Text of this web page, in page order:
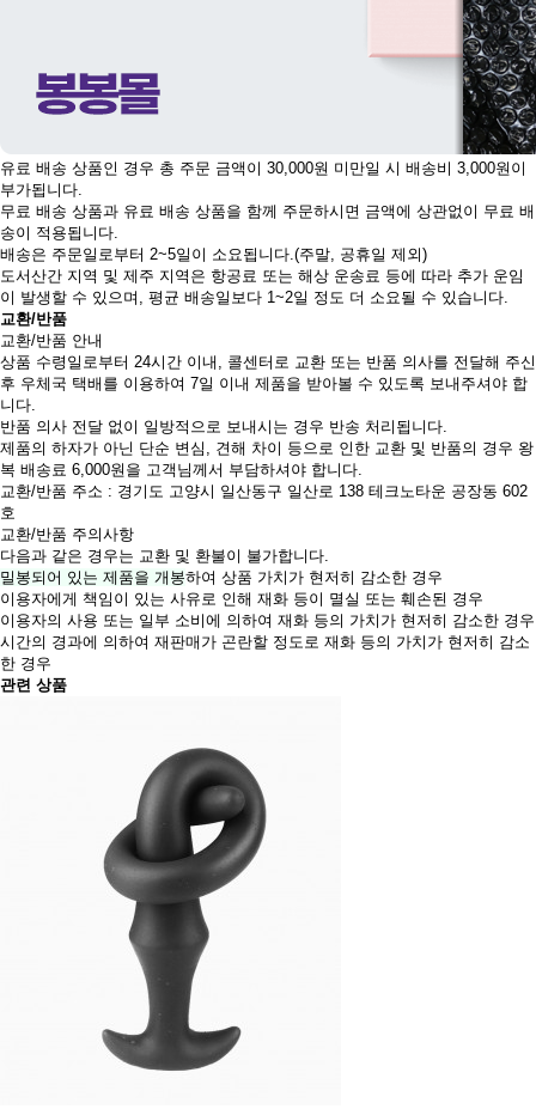
유료 배송 상품인 경우 총 주문 금액이 30,000원 미만일 시 배송비 3,000원이
부가됩니다.
무료 배송 상품과 유료 배송 상품을 함께 주문하시면 금액에 상관없이 무료 배
송이 적용됩니다.
배송은 주문일로부터 2~5일이 소요됩니다.(주말, 공휴일 제외)
도서산간 지역 및 제주 지역은 항공료 또는 해상 운송료 등에 따라 추가 운임
이 발생할 수 있으며, 평균 배송일보다 1~2일 정도 더 소요될 수 있습니다.
교환/반품
교환/반품 안내
상품 수령일로부터 24시간 이내, 콜센터로 교환 또는 반품 의사를 전달해 주신
후 우체국 택배를 이용하여 7일 이내 제품을 받아볼 수 있도록 보내주셔야 합
니다.
반품 의사 전달 없이 일방적으로 보내시는 경우 반송 처리됩니다.
제품의 하자가 아닌 단순 변심, 견해 차이 등으로 인한 교환 및 반품의 경우 왕
복 배송료 6,000원을 고객님께서 부담하셔야 합니다.
교환/반품 주소 : 경기도 고양시 일산동구 일산로 138 테크노타운 공장동 602
호
교환/반품 주의사항
다음과 같은 경우는 교환 및 환불이 불가합니다.
밀봉되어 있는 제품을 개봉하여 상품 가치가 현저히 감소한 경우
이용자에게 책임이 있는 사유로 인해 재화 등이 멸실 또는 훼손된 경우
이용자의 사용 또는 일부 소비에 의하여 재화 등의 가치가 현저히 감소한 경우
시간의 경과에 의하여 재판매가 곤란할 정도로 재화 등의 가치가 현저히 감소
한 경우
관련 상품